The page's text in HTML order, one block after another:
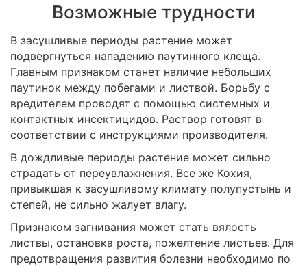
Возможные трудности
В засушливые периоды растение может
подвергнуться нападению паутинного клеща.
Главным признаком станет наличие небольших
паутинок между побегами и листвой. Борьбу с
вредителем проводят с помощью системных и
контактных инсектицидов. Раствор готовят в
соответствии с инструкциями производителя.
В дождливые периоды растение может сильно
страдать от переувлажнения. Все же Кохия,
привыкшая к засушливому климату полупустынь и
степей, не сильно жалует влагу.
Признаком загнивания может стать вялость
листвы, остановка роста, пожелтение листьев. Для
предотвращения развития болезни необходимо по